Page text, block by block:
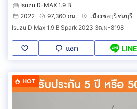
Isuzu D-MAX 1.9 B
2022
97,360 กม.
เมืองชลบุรี ชลบุรี
Isuzu D Max 1.9 B Spark 2023 3ฒม-8198
แชท LINE
HOT